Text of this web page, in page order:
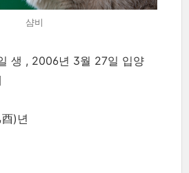
샴비
생 , 2006년 3월 27일 입양
)년